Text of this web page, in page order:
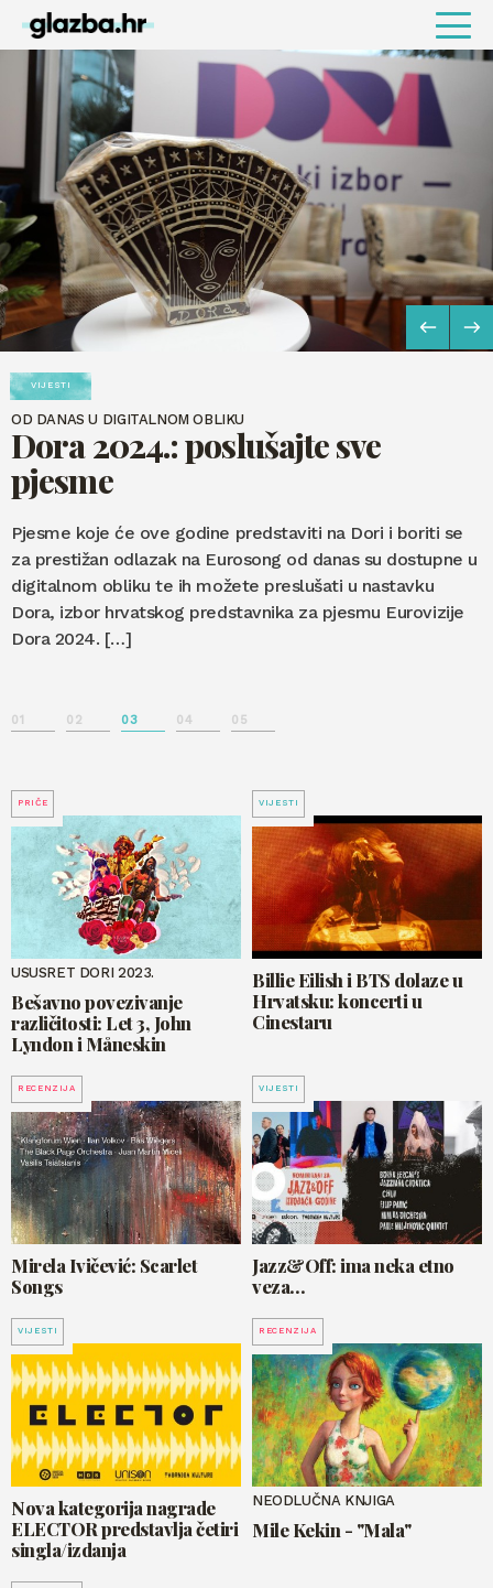
VIJESTI
OD DANAS U DIGITALNOM OBLIKU
Dora 2024.: poslušajte sve
pjesme
Pjesme koje će ove godine predstaviti na Dori i boriti se
za prestižan odlazak na Eurosong od danas su dostupne u
digitalnom obliku te ih možete preslušati u nastavku
Dora, izbor hrvatskog predstavnika za pjesmu Eurovizije
Dora 2024. […]
01 02 03 04 05
PRIČE
USUSRET DORI 2023.
Bešavno povezivanje
različitosti: Let 3, John
Lyndon i Måneskin
VIJESTI
Billie Eilish i BTS dolaze u
Hrvatsku: koncerti u
Cinestaru
RECENZIJA
Mirela Ivičević: Scarlet
Songs
VIJESTI
Jazz&Off: ima neka etno
veza…
VIJESTI
Nova kategorija nagrade
ELECTOR predstavlja četiri
singla/izdanja
RECENZIJA
NEODLUČNA KNJIGA
Mile Kekin - "Mala"